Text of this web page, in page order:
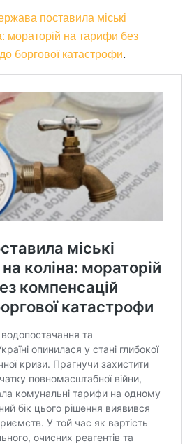
поставила міські
мораторій на тарифи без
боргової катастрофи.